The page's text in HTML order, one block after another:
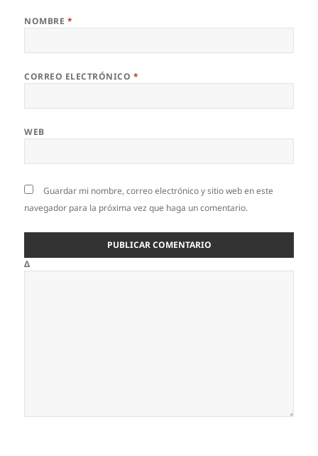
NOMBRE *
CORREO ELECTRÓNICO *
WEB
Guardar mi nombre, correo electrónico y sitio web en este
navegador para la próxima vez que haga un comentario.
Δ